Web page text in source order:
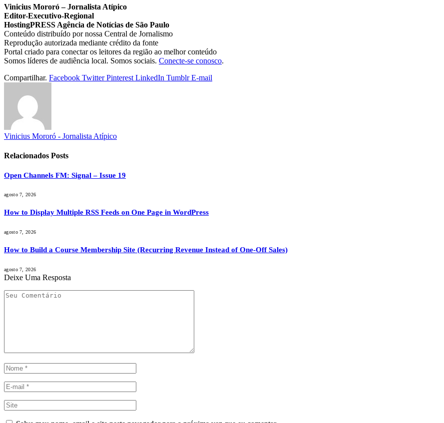
Vinicius Mororó – Jornalista Atípico
Editor-Executivo-Regional
HostingPRESS Agência de Notícias de São Paulo
Conteúdo distribuído por nossa Central de Jornalismo
Reprodução autorizada mediante crédito da fonte
Portal criado para conectar os leitores da região ao melhor conteúdo
Somos líderes de audiência local. Somos sociais. Conecte-se conosco.
Compartilhar. Facebook Twitter Pinterest LinkedIn Tumblr E-mail
Vinicius Mororó - Jornalista Atípico
Relacionados Posts
Open Channels FM: Signal – Issue 19
agosto 7, 2026
How to Display Multiple RSS Feeds on One Page in WordPress
agosto 7, 2026
How to Build a Course Membership Site (Recurring Revenue Instead of One-Off Sales)
agosto 7, 2026
Deixe Uma Resposta